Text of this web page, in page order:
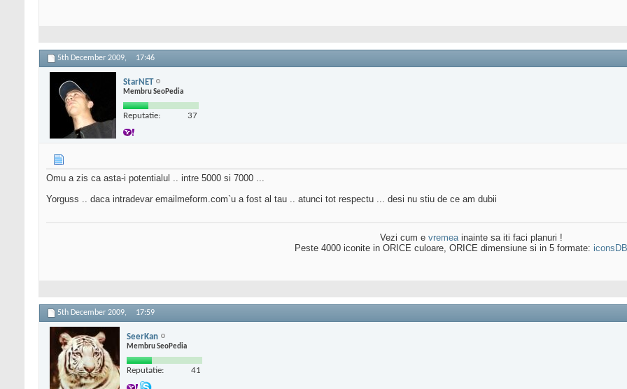
5th December 2009, 17:46
StarNET
Membru SeoPedia
Reputatie: 37
Omu a zis ca asta-i potentialul .. intre 5000 si 7000 ...
Yorguss .. daca intradevar emailmeform.com`u a fost al tau .. atunci tot respectu ... desi nu stiu de ce am dubii
Vezi cum e vremeainainte sa iti faci planuri !
Peste 4000 iconite in ORICE culoare, ORICE dimensiune si in 5 formate:
5th December 2009, 17:59
SeerKan
Membru SeoPedia
Reputatie: 41